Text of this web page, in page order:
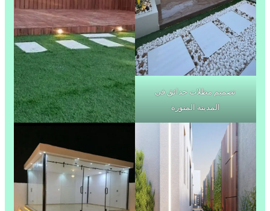
تصميم مظلات حدائق في
المدينة المنورة